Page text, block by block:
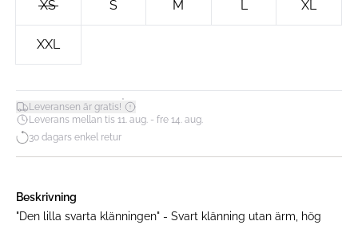
XS S M L XL
XXL
Leveransen är gratis!*
Leverans mellan tis 11. aug. - fre 14. aug.
30 dagars enkel retur
Beskrivning
"Den lilla svarta klänningen" - Svart klänning utan ärm, hög